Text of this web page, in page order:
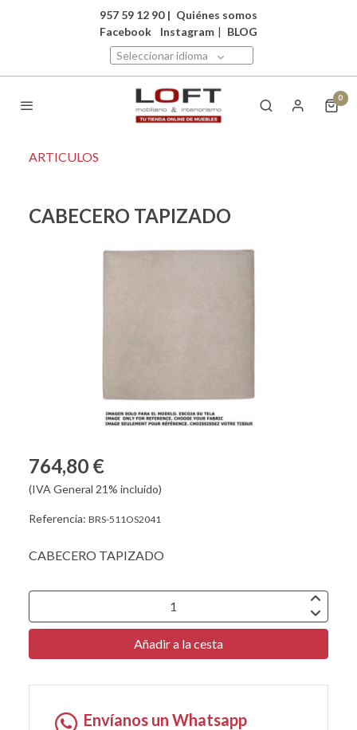
957 59 12 90 | Quiénes somos
Facebook
Instagram | BLOG
Seleccionar idioma
0
ARTICULOS
CABECERO TAPIZADO
764,80 €
(IVA General 21% incluido)
Referencia: BRS-511OS2041
CABECERO TAPIZADO
Añadir a la cesta
Envíanos un Whatsapp